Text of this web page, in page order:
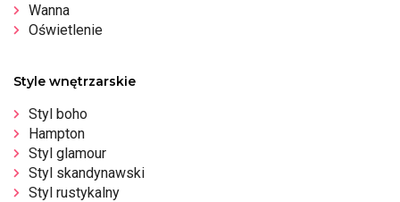
Wanna
Oświetlenie
Style wnętrzarskie
Styl boho
Hampton
Styl glamour
Styl skandynawski
Styl rustykalny